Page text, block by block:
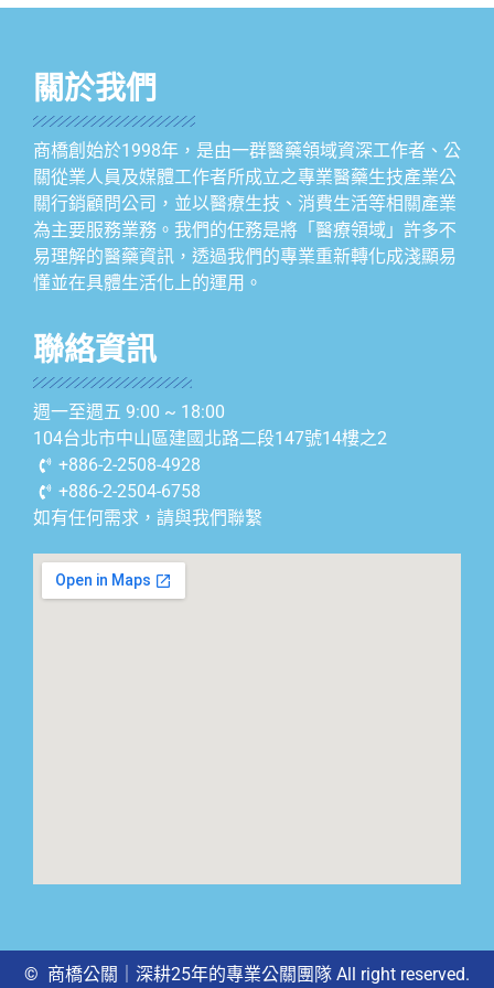
關於我們
商橋創始於1998年，是由一群醫藥領域資深工作者、公
關從業人員及媒體工作者所成立之專業醫藥生技產業公
關行銷顧問公司，並以醫療生技、消費生活等相關產業
為主要服務業務。我們的任務是將「醫療領域」許多不
易理解的醫藥資訊，透過我們的專業重新轉化成淺顯易
懂並在具體生活化上的運用。
聯絡資訊
週一至週五 9:00 ~ 18:00
104台北市中山區建國北路二段147號14樓之2
+886-2-2508-4928
+886-2-2504-6758
如有任何需求，請與我們聯繫
© 商橋公關｜深耕25年的專業公關團隊 All right reserved.